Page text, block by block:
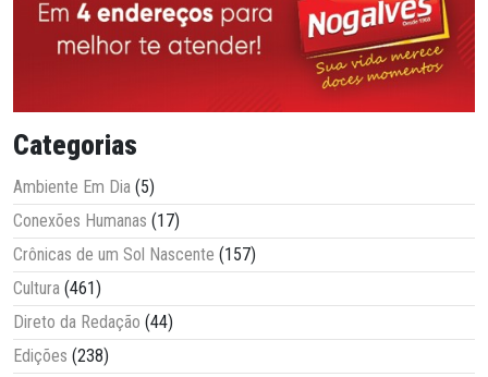
Categorias
Ambiente Em Dia (5)
Conexões Humanas (17)
Crônicas de um Sol Nascente (157)
Cultura (461)
Direto da Redação (44)
Edições (238)